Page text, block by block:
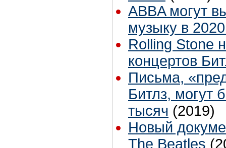
ABBA могут
музыку в
Rolling Stone
концертов
Письма,
Битлз, могут
тысяч (2019)
Новый
The Beatles